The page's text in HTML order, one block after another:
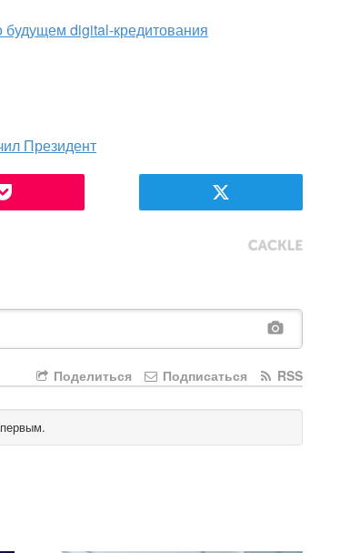
digital-кредитования
Президент
RSS
Подписаться
Поделиться